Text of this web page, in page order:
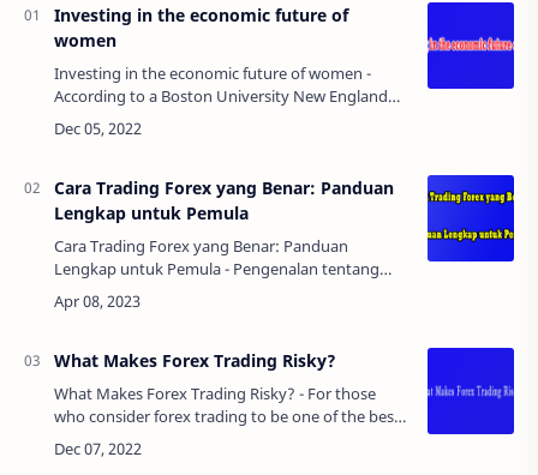
Investing in the economic future of
women
Investing in the economic future of women -
According to a Boston University New England
Centenarian study, women in the developed
world live 10 years longer than men. In fact, the…
Cara Trading Forex yang Benar: Panduan
Lengkap untuk Pemula
Cara Trading Forex yang Benar: Panduan
Lengkap untuk Pemula - Pengenalan tentang
trading forexForex trading, atau foreign
exchange trading, adalah aktivitas
What Makes Forex Trading Risky?
What Makes Forex Trading Risky? - For those
who consider forex trading to be one of the best
investments out there, there are no risks that can
stop them. This is not to reduc…